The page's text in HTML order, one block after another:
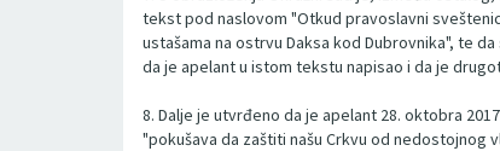
tekst pod naslovom "Otkud pravoslavni
ustašama na ostrvu Daksa kod Dubrovnika", te
da je apelant u istom tekstu napisao i da je
8. Dalje je utvrđeno da je apelant 28. oktobra
"pokušava da zaštiti našu Crkvu od nedostojnog